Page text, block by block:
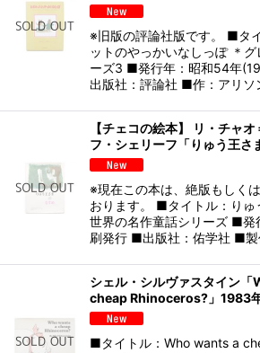
※旧版の評論社版です。 ■タ
ットのやっかいなしっぽ ＊
ーズ3 ■発行年：昭和54年
出版社：評論社 ■作：アリ
【チェコの絵本】 リ・チャ
フ・シェリーフ「りゅう王さ
※現在この本は、絶版もしく
おります。 ■タイトル：りゅ
世界の名作童話シリーズ ■
刷発行 ■出版社：佑学社 ■
シェル・シルヴァスタイン
cheap Rhinoceros?」1983
■タイトル：Who wants a